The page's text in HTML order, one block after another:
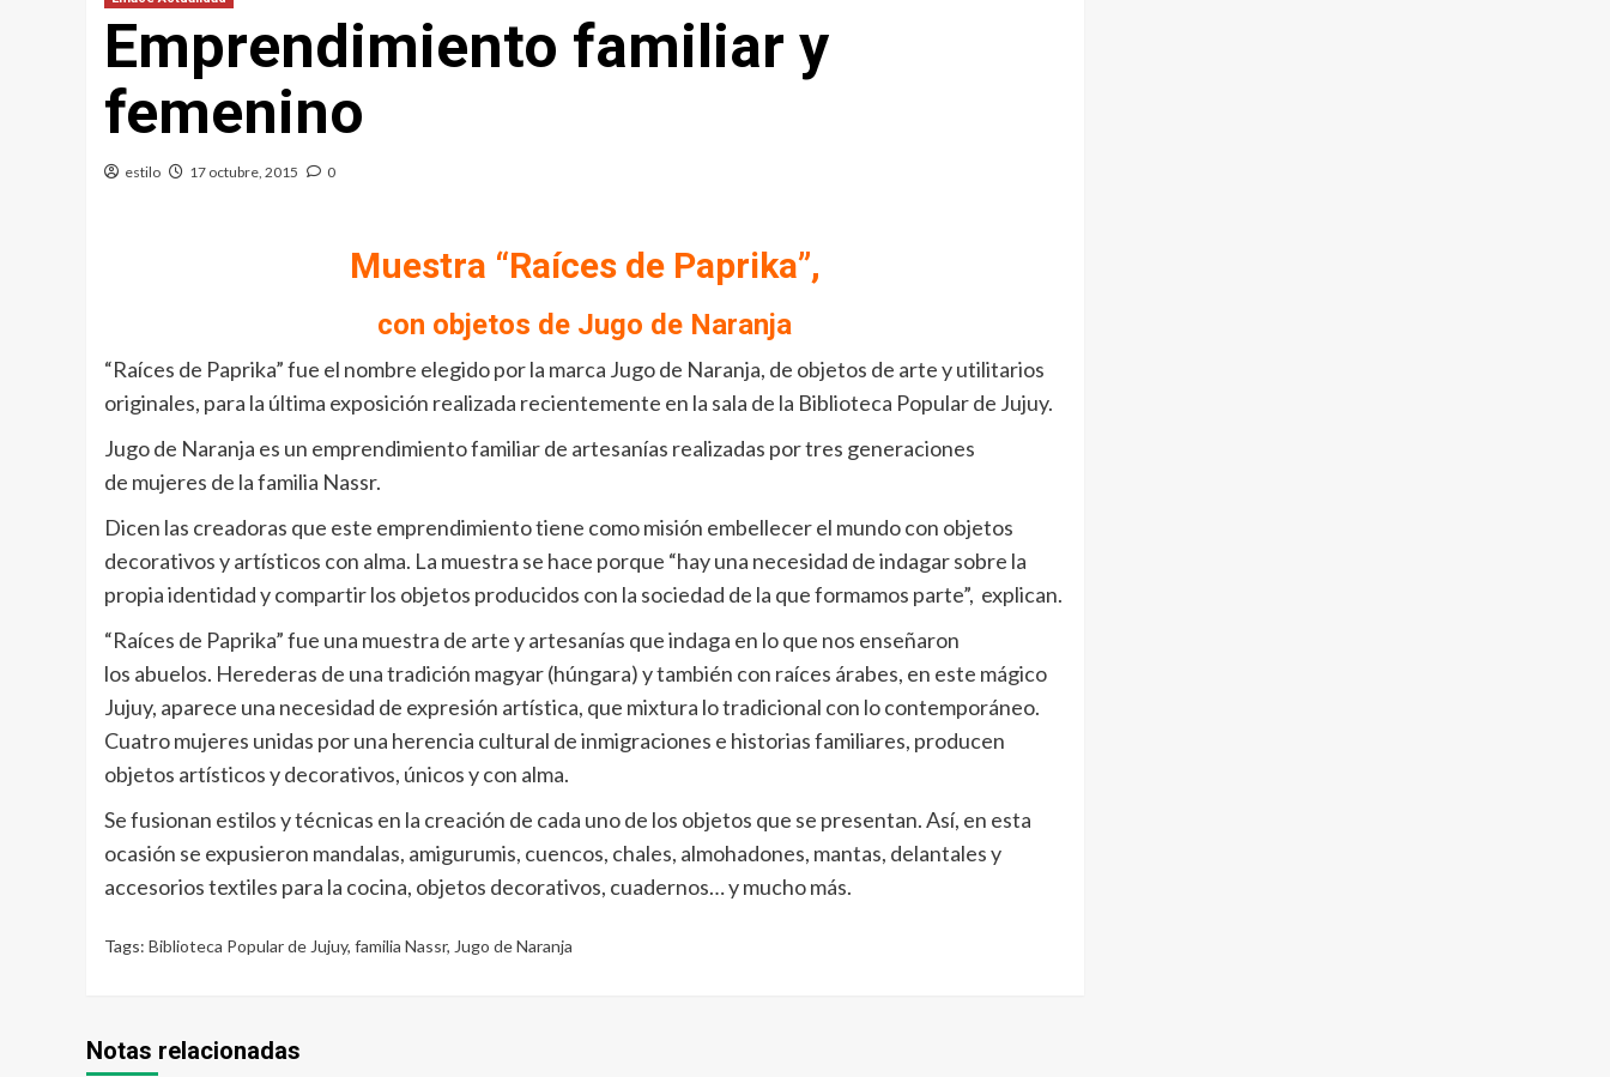
Emprendimiento familiar y
femenino
estilo 17 octubre, 2015 0
Muestra “Raíces de Paprika”,
con objetos de Jugo de Naranja
“Raíces de Paprika” fue el nombre elegido por la marca Jugo de Naranja, de objetos de arte y utilitarios
originales, para la última exposición realizada recientemente en la sala de la Biblioteca Popular de Jujuy.
Jugo de Naranja es un emprendimiento familiar de artesanías realizadas por tres generaciones
de mujeres de la familia Nassr.
Dicen las creadoras que este emprendimiento tiene como misión embellecer el mundo con objetos
decorativos y artísticos con alma. La muestra se hace porque “hay una necesidad de indagar sobre la
propia identidad y compartir los objetos producidos con la sociedad de la que formamos parte”, explican.
“Raíces de Paprika” fue una muestra de arte y artesanías que indaga en lo que nos enseñaron
los abuelos. Herederas de una tradición magyar (húngara) y también con raíces árabes, en este mágico
Jujuy, aparece una necesidad de expresión artística, que mixtura lo tradicional con lo contemporáneo.
Cuatro mujeres unidas por una herencia cultural de inmigraciones e historias familiares, producen
objetos artísticos y decorativos, únicos y con alma.
Se fusionan estilos y técnicas en la creación de cada uno de los objetos que se presentan. Así, en esta
ocasión se expusieron mandalas, amigurumis, cuencos, chales, almohadones, mantas, delantales y
accesorios textiles para la cocina, objetos decorativos, cuadernos… y mucho más.
Tags: Biblioteca Popular de Jujuy, familia Nassr, Jugo de Naranja
Notas relacionadas